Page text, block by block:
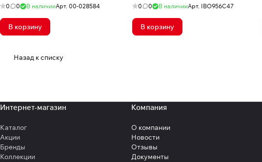
0 0 В наличииАрт. 00-028584
В корзину
0 0 В наличииАрт. IBO956C47
В корзину
Назад к списку
Интернет-магазин
Каталог
Акции
Бренды
Коллекции
Компания
О компании
Новости
Отзывы
Документы